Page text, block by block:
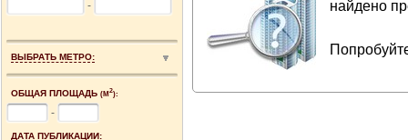
-
ВЫБРАТЬ МЕТРО:
ОБЩАЯ ПЛОЩАДЬ (М2):
-
ДАТА ПУБЛИКАЦИИ:
найдено